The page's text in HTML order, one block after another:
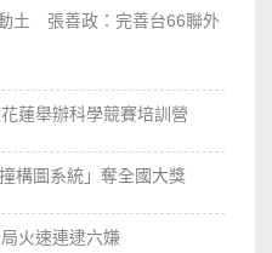
土 張善政：完善台66聯外
蓮舉辦科學競賽培訓營
構圖系統」奪全國大獎
火速連逮六嫌